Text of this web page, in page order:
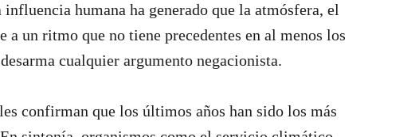
humana ha generado que la atmósfera, el
a un ritmo que no tiene precedentes en al menos los
cualquier argumento negacionista.
confirman que los últimos años han sido los más